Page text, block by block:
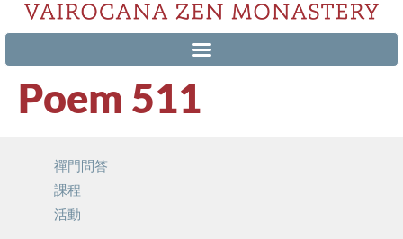
Poem 511
禪門問答
課程
活動